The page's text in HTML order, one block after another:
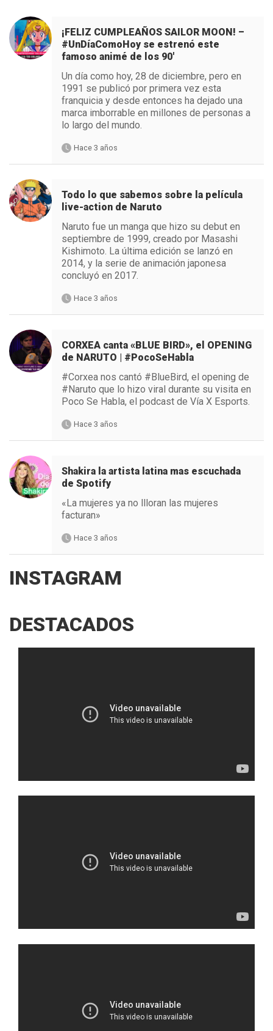
¡FELIZ CUMPLEAÑOS SAILOR MOON! –
#UnDíaComoHoy se estrenó este
famoso animé de los 90′
Un día como hoy, 28 de diciembre, pero en
1991 se publicó por primera vez esta
franquicia y desde entonces ha dejado una
marca imborrable en millones de personas a
lo largo del mundo.
Hace 3 años
Todo lo que sabemos sobre la película
live-action de Naruto
Naruto fue un manga que hizo su debut en
septiembre de 1999, creado por Masashi
Kishimoto. La última edición se lanzó en
2014, y la serie de animación japonesa
concluyó en 2017.
Hace 3 años
CORXEA canta «BLUE BIRD», el OPENING
de NARUTO | #PocoSeHabla
#Corxea nos cantó #BlueBird, el opening de
#Naruto que lo hizo viral durante su visita en
Poco Se Habla, el podcast de Vía X Esports.
Hace 3 años
Shakira la artista latina mas escuchada
de Spotify
«La mujeres ya no llloran las mujeres
facturan»
Hace 3 años
INSTAGRAM
DESTACADOS